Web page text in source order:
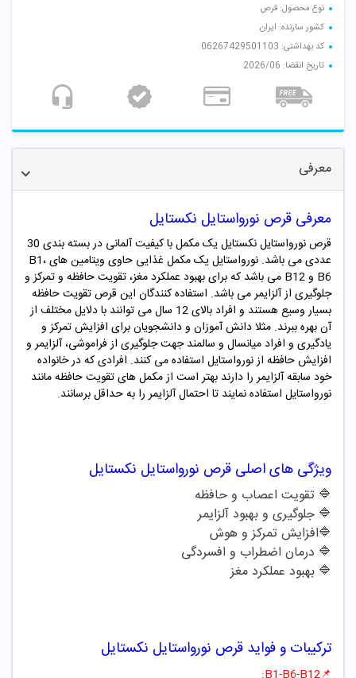
نوع محصول: قرص
کشور سازنده: ایران
کد بهداشتی: 06267429501103
تاریخ انقضا: 2026/06
معرفی
معرفی قرص نورواستایل نکستایل
قرص نورواستایل نکستایل یک مکمل با کیفیت آلمانی در بسته بندی 30
عددی می باشد. نورواستایل
یک مکمل غذایی حاوی ویتامین های B1،
B6 و B12 می باشد که برای بهبود عملکرد مغز، تقویت حافظه و تمرکز و
جلوگیری از آلزایمر می باشد. استفاده کنندگان این قرص تقویت حافظه
بسیار وسیع هستند و افراد بالای 12 سال می توانند با دلایل مختلف از
آن بهره ببرند. مثلا دانش آموزان و دانشجویان برای افزایش تمرکز و
یادگیری و افراد میانسال و سالمند جهت جلوگیری از فراموشی، آلزایمر و
افزایش حافظه ازنورواستایل استفاده می کنند. افرادی که در خانواده
خود سابقه آلزایمر را دارند بهتر است از مکمل های تقویت حافظه مانند
نورواستایل استفاده نمایند تا احتمال آلزایمر را به حداقل برسانند.
ویژگی های اصلی قرص نورواستایل نکستایل
🔷 تقویت اعصاب و حافظه
🔷 جلوگیری و بهبود آلزایمر
🔷افزایش تمرکز و هوش
🔷 درمان اضطراب و افسردگی
🔷 بهبود عملکرد مغز
ترکیبات و فواید قرص نورواستایل نکستایل